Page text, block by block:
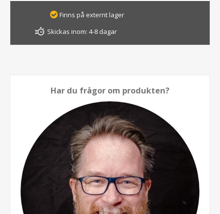
Finns på externt lager
Skickas inom: 4-8 dagar
Har du frågor om produkten?